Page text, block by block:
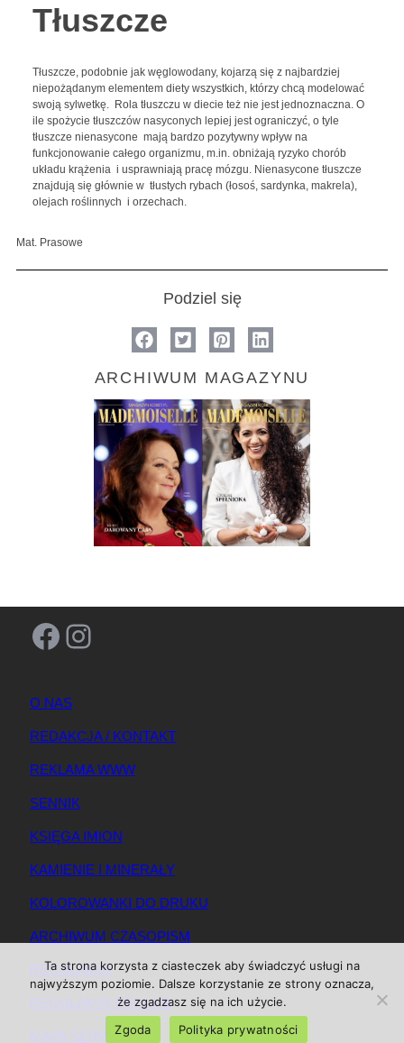
Tłuszcze
Tłuszcze, podobnie jak węglowodany, kojarzą się z najbardziej
niepożądanym elementem diety wszystkich, którzy chcą modelować
swoją sylwetkę. Rola tłuszczu w diecie też nie jest jednoznaczna. O
ile spożycie tłuszczów nasyconych lepiej jest ograniczyć, o tyle
tłuszcze nienasycone mają bardzo pozytywny wpływ na
funkcjonowanie całego organizmu, m.in. obniżają ryzyko chorób
układu krążenia i usprawniają pracę mózgu. Nienasycone tłuszcze
znajdują się głównie w tłustych rybach (łosoś, sardynka, makrela),
olejach roślinnych i orzechach.
Mat. Prasowe
Podziel się
ARCHIWUM MAGAZYNU
Facebook Instagram
O NAS
REDAKCJA / KONTAKT
REKLAMA WWW
SENNIK
KSIĘGA IMION
KAMIENIE I MINERAŁY
KOLOROWANKI DO DRUKU
ARCHIWUM CZASOPISM
REGULAMIN
REGULAMIN REKLAM
MAPA SERWISU
Ta strona korzysta z ciasteczek aby świadczyć usługi na
najwyższym poziomie. Dalsze korzystanie ze strony oznacza,
że zgadzasz się na ich użycie.
Zgoda
Polityka prywatności